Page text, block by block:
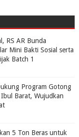
RS AR Bunda
Mini Bakti Sosial serta
Batch 1
Program Gotong
Barat, Wujudkan
5 Ton Beras untuk